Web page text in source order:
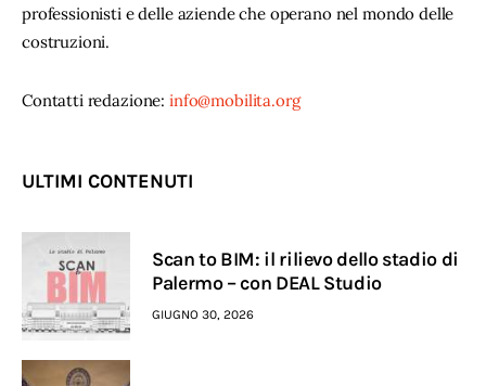
professionisti e delle aziende che operano nel mondo delle
costruzioni.
Contatti redazione: info@mobilita.org
ULTIMI CONTENUTI
Scan to BIM: il rilievo dello stadio di
Palermo – con DEAL Studio
GIUGNO 30, 2026